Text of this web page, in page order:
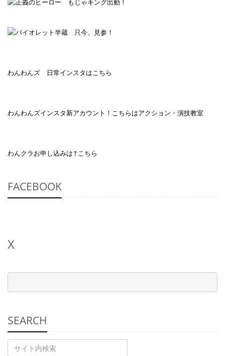
わんわんズ 日常インスタはこちら
わんわんズインスタ新アカウント！こちらはアクション・演技教室
わんクラお申し込みは↑こちら
FACEBOOK
X
SEARCH